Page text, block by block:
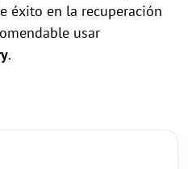
éxito en la recuperación
usar
.